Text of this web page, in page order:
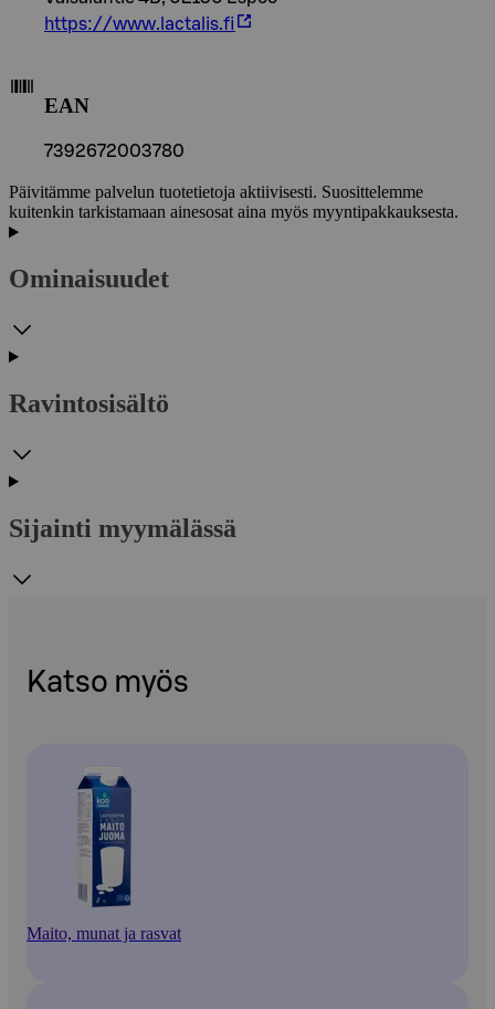
https://www.lactalis.fi
EAN
7392672003780
Päivitämme palvelun tuotetietoja aktiivisesti. Suosittelemme
kuitenkin tarkistamaan ainesosat aina myös myyntipakkauksesta.
Ominaisuudet
Ravintosisältö
Sijainti myymälässä
Katso myös
Maito, munat ja rasvat